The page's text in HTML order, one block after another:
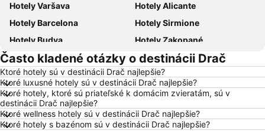
Hotely Varšava
Hotely Alicante
Hotely Barcelona
Hotely Sirmione
Hotely Budva
Hotely Zakopané
Hotely Naples
Hotely Crikvenica
Hotely Vysoké Tatry
Hotely Sopot
Hotely Gdansk
Hotely Nice
Hotely Tropea
Hotely Berlín
Hotely Lignano Sabbiadoro
Hotely Istrijská župa
Často kladené otázky o destinácii Drač
Ktoré hotely sú v destinácii Drač najlepšie?
Ktoré luxusné hotely sú v destinácii Drač najlepšie?
Ktoré hotely, ktoré sú priateľské k domácim zvieratám, sú v
destinácii Drač najlepšie?
Ktoré wellness hotely sú v destinácii Drač najlepšie?
Ktoré hotely s bazénom sú v destinácii Drač najlepšie?